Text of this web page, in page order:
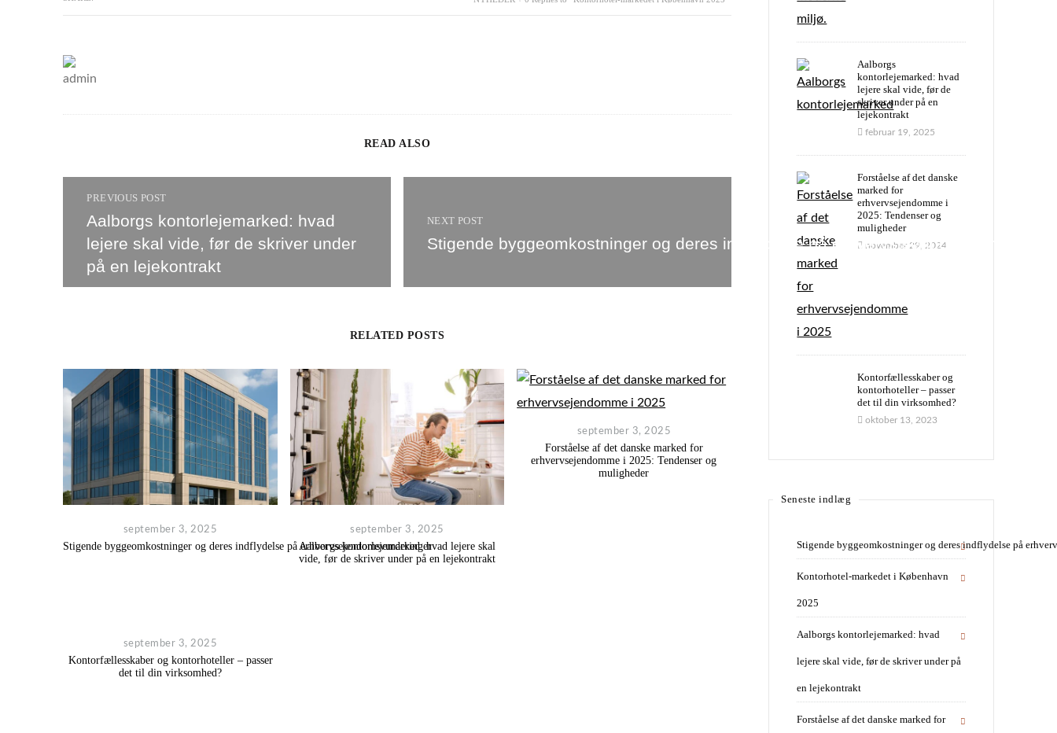
READ ALSO
PREVIOUS POST
Aalborgs kontorlejemarked: hvad
lejere skal vide, før de skriver under
på en lejekontrakt
NEXT POST
Stigende byggeomkostninger og deres indflydelse på
Stigende byggeomkostninger og deres indflydelse på erhvervsejendomsvurderinger
RELATED POSTS
september 3, 2025
Stigende byggeomkostninger og deres indflydelse på erhvervsejendomsvurderinger
september 3, 2025
Aalborgs kontorlejemarked: hvad lejere skal
vide, før de skriver under på en lejekontrakt
september 3, 2025
Forståelse af det danske marked for
erhvervsejendomme i 2025: Tendenser og
muligheder
september 3, 2025
Kontorfællesskaber og kontorhoteller – passer
det til din virksomhed?
Aalborgs
kontorlejemarked: hvad
lejere skal vide, før de
skriver under på en
lejekontrakt
februar 19, 2025
Forståelse af det danske
marked for
erhvervsejendomme i
2025: Tendenser og
muligheder
november 29, 2024
Kontorfællesskaber og
kontorhoteller – passer
det til din virksomhed?
oktober 13, 2023
Seneste indlæg
Stigende byggeomkostninger og deres indflydelse på
Kontorhotel-markedet i København
2025
Aalborgs kontorlejemarked: hvad
lejere skal vide, før de skriver under på
en lejekontrakt
Forståelse af det danske marked for